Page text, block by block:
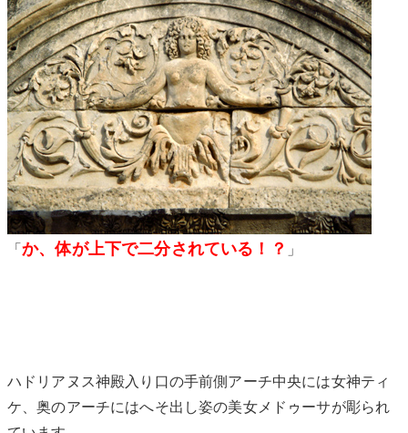
「か、体が上下で二分されている！？ 」
ハドリアヌス神殿入り口の手前側アーチ中央には女神ティ
ケ、奥のアーチにはへそ出し姿の美女メドゥーサが彫られ